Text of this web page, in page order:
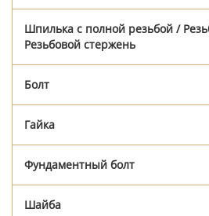
Шпилька с полной резьбой /
Резьбовой стержень
Болт
Гайка
Фундаментный болт
Шайба